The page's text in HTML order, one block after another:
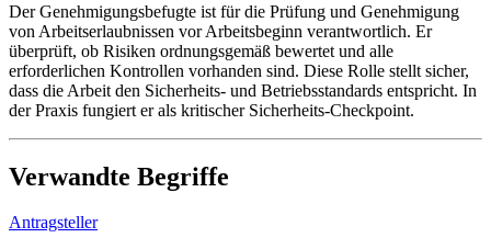
Der Genehmigungsbefugte ist für die Prüfung und Genehmigung
von Arbeitserlaubnissen vor Arbeitsbeginn verantwortlich. Er
überprüft, ob Risiken ordnungsgemäß bewertet und alle
erforderlichen Kontrollen vorhanden sind. Diese Rolle stellt sicher,
dass die Arbeit den Sicherheits- und Betriebsstandards entspricht. In
der Praxis fungiert er als kritischer Sicherheits-Checkpoint.
Verwandte Begriffe
Antragsteller